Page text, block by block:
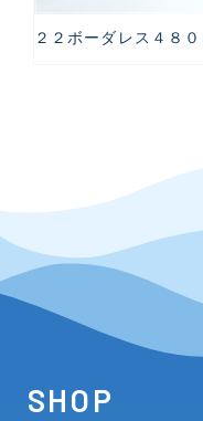
２２ボーダレス４８
SHOP